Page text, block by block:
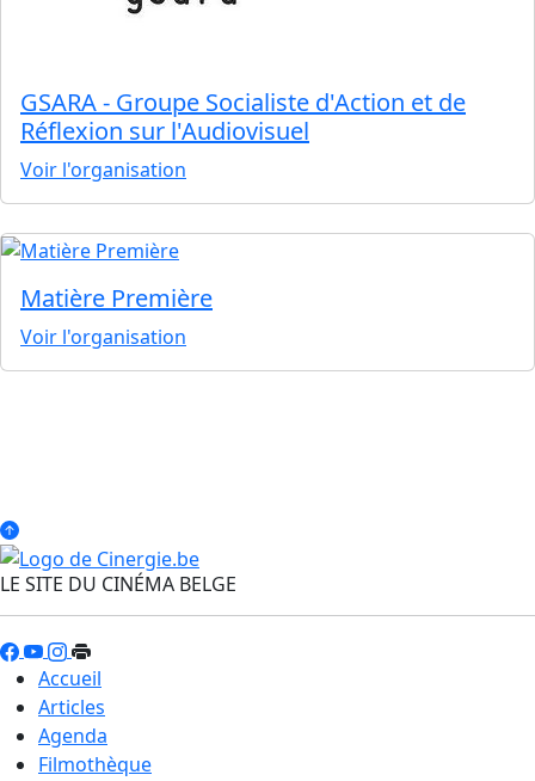
GSARA - Groupe Socialiste d'Action et de
Réflexion sur l'Audiovisuel
Voir l'organisation
Matière Première
Voir l'organisation
LE SITE DU CINÉMA BELGE
Accueil
Articles
Agenda
Filmothèque